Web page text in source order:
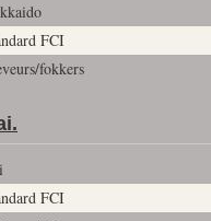
FCI
fokkers
FCI